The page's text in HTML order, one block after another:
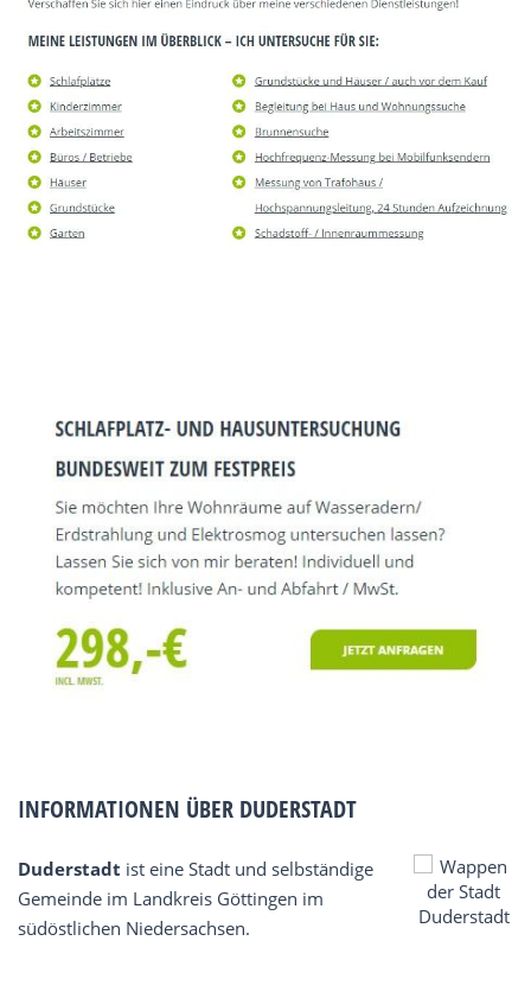
INFORMATIONEN ÜBER DUDERSTADT
Duderstadt ist eine Stadt und selbständige
Gemeinde im Landkreis Göttingen im
südöstlichen Niedersachsen.